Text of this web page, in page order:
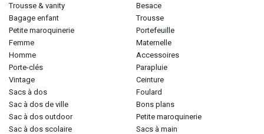
trousse & vanity
bagage enfant
petite maroquinerie
femme
homme
porte-clés
vintage
sacs à dos
sac à dos de ville
sac à dos outdoor
sac à dos scolaire
besace
trousse
portefeuille
maternelle
accessoires
parapluie
ceinture
foulard
bons plans
petite maroquinerie
sacs à main